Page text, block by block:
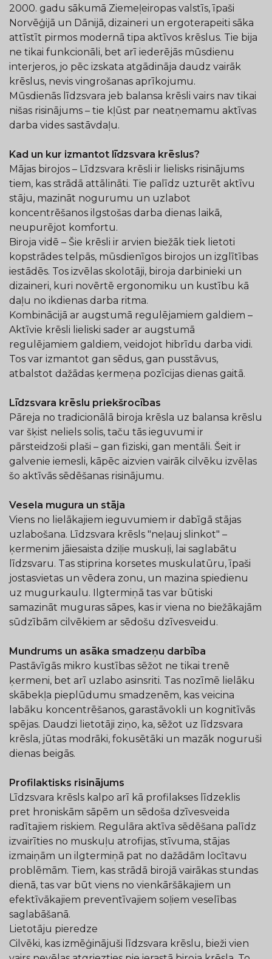
2000. gadu sākumā Ziemeļeiropas valstīs, īpaši
Norvēģijā un Dānijā, dizaineri un ergoterapeiti sāka
attīstīt pirmos modernā tipa aktīvos krēslus. Tie bija
ne tikai funkcionāli, bet arī iederējās mūsdienu
interjeros, jo pēc izskata atgādināja daudz vairāk
krēslus, nevis vingrošanas aprīkojumu.
Mūsdienās līdzsvara jeb balansa krēsli vairs nav tikai
nišas risinājums – tie kļūst par neatņemamu aktīvas
darba vides sastāvdaļu.
Kad un kur izmantot līdzsvara krēslus?
Mājas birojos – Līdzsvara krēsli ir lielisks risinājums
tiem, kas strādā attālināti. Tie palīdz uzturēt aktīvu
stāju, mazināt nogurumu un uzlabot
koncentrēšanos ilgstošas darba dienas laikā,
neupurējot komfortu.
Biroja vidē – Šie krēsli ir arvien biežāk tiek lietoti
kopstrādes telpās, mūsdienīgos birojos un izglītības
iestādēs. Tos izvēlas skolotāji, biroja darbinieki un
dizaineri, kuri novērtē ergonomiku un kustību kā
daļu no ikdienas darba ritma.
Kombinācijā ar augstumā regulējamiem galdiem –
Aktīvie krēsli lieliski sader ar augstumā
regulējamiem galdiem, veidojot hibrīdu darba vidi.
Tos var izmantot gan sēdus, gan pusstāvus,
atbalstot dažādas ķermeņa pozīcijas dienas gaitā.
Līdzsvara krēslu priekšrocības
Pāreja no tradicionālā biroja krēsla uz balansa krēslu
var šķist neliels solis, taču tās ieguvumi ir
pārsteidzoši plaši – gan fiziski, gan mentāli. Šeit ir
galvenie iemesli, kāpēc aizvien vairāk cilvēku izvēlas
šo aktīvās sēdēšanas risinājumu.
Vesela mugura un stāja
Viens no lielākajiem ieguvumiem ir dabīgā stājas
uzlabošana. Līdzsvara krēsls "neļauj slinkot" –
ķermenim jāiesaista dziļie muskuļi, lai saglabātu
līdzsvaru. Tas stiprina korsetes muskulatūru, īpaši
jostasvietas un vēdera zonu, un mazina spiedienu
uz mugurkaulu. Ilgtermiņā tas var būtiski
samazināt muguras sāpes, kas ir viena no biežākajām
sūdzībām cilvēkiem ar sēdošu dzīvesveidu.
Mundrums un asāka smadzeņu darbība
Pastāvīgās mikro kustības sēžot ne tikai trenē
ķermeni, bet arī uzlabo asinsriti. Tas nozīmē lielāku
skābekļa pieplūdumu smadzenēm, kas veicina
labāku koncentrēšanos, garastāvokli un kognitīvās
spējas. Daudzi lietotāji ziņo, ka, sēžot uz līdzsvara
krēsla, jūtas modrāki, fokusētāki un mazāk noguruši
dienas beigās.
Profilaktisks risinājums
Līdzsvara krēsls kalpo arī kā profilakses līdzeklis
pret hroniskām sāpēm un sēdoša dzīvesveida
radītajiem riskiem. Regulāra aktīva sēdēšana palīdz
izvairīties no muskuļu atrofijas, stīvuma, stājas
izmaiņām un ilgtermiņā pat no dažādām locītavu
problēmām. Tiem, kas strādā birojā vairākas stundas
dienā, tas var būt viens no vienkāršākajiem un
efektīvākajiem preventīvajiem soļiem veselības
saglabāšanā.
Lietotāju pieredze
Cilvēki, kas izmēģinājuši līdzsvara krēslu, bieži vien